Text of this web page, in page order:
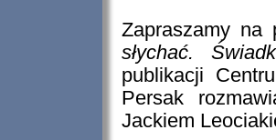
Zapraszamy
słychać.
publikacji
Persak
Jackiem